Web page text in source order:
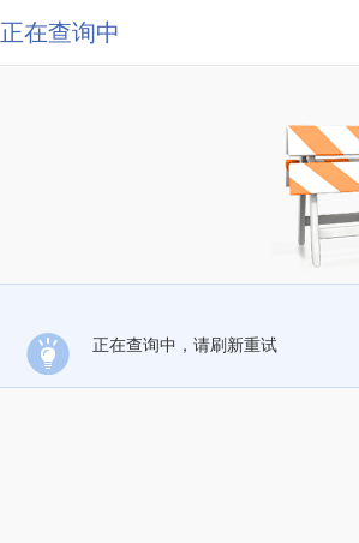
正在查询中
正在查询中，请刷新重试